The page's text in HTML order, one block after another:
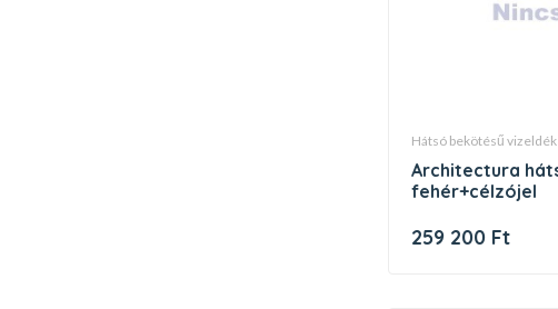
hátsó bekötésű vizeldék
architectura hátsó bek. piszoár,
fehér+célzójel
259 200 Ft